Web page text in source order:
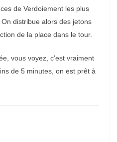
de Verdoiement les plus
distribue alors des jetons
de la place dans le tour.
vous voyez, c’est vraiment
de 5 minutes, on est prêt à